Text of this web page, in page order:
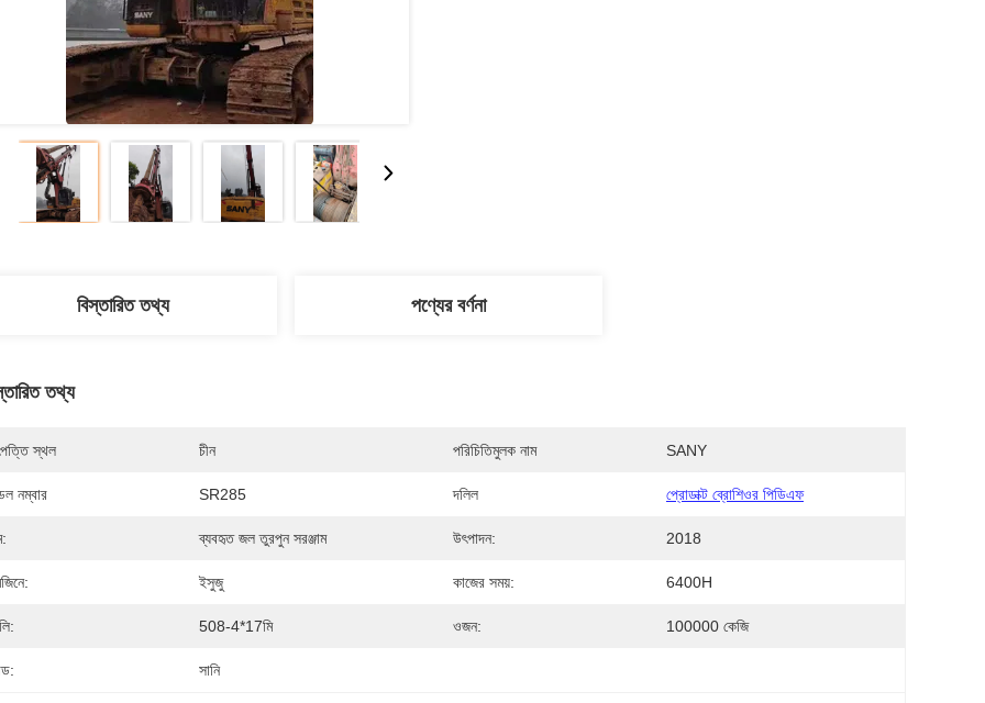
বিস্তারিত তথ্য পণ্যের বর্ণনা
তথ্য
স্থল চীন পরিচিতিমুলক নাম SANY
নম্বার SR285 দলিল প্রোডাক্ট ব্রোশিওর পিডিএফ
ব্যবহৃত জল তুরপুন সরঞ্জাম উৎপাদন: 2018
ইসুজু কাজের সময়: 6400H
508-4*17মি ওজন: 100000 কেজি
সানি